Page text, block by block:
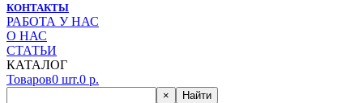
КОНТАКТЫ
РАБОТА У НАС
О НАС
СТАТЬИ
КАТАЛОГ
Товаров0 шт.0 р.
× Найти